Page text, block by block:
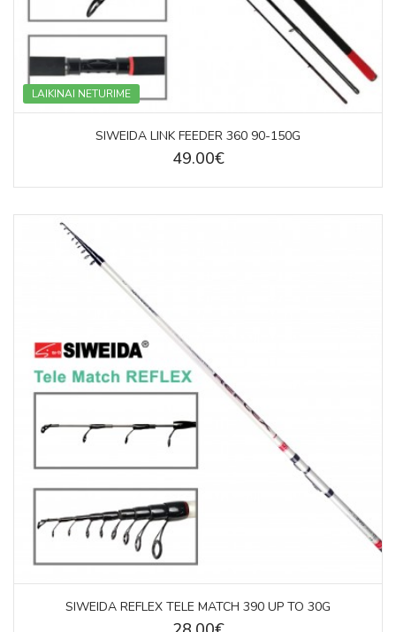
LAIKINAI NETURIME
SIWEIDA LINK FEEDER 360 90-150G
49.00€
SIWEIDA REFLEX TELE MATCH 390 UP TO 30G